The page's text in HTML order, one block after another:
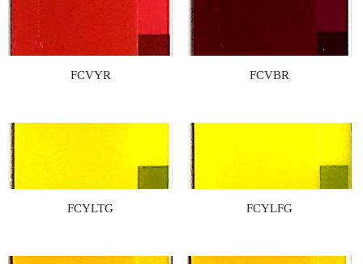
FCVYR FCVBR
FCYLTG FCYLFG